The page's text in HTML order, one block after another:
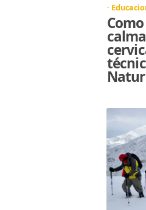
cerca posible de la espalda
peso de la mochila debe